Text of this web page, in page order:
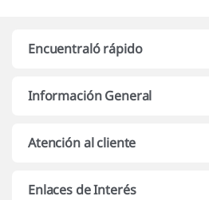
Encuentraló rápido
Información General
Atención al cliente
Enlaces de Interés